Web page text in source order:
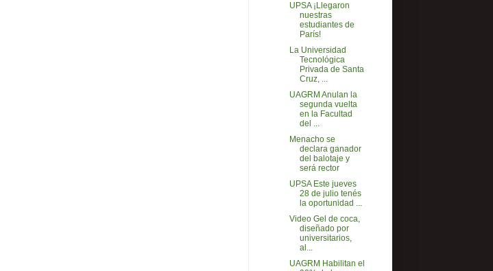
UPSA ¡Llegaron
nuestras
estudiantes de
París!
La Universidad
Tecnológica
Privada de Santa
Cruz, ...
UAGRM Anulan la
segunda vuelta
en la Facultad
del ...
Menacho se
declara ganador
del balotaje y
será rector
UPSA Este jueves
28 de julio tenés
la oportunidad ...
Video Gel de coca,
diseñado por
universitarios,
al...
UAGRM Habilitan el